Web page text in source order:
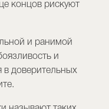
концов рискуют
и ранимой
и
в доверительных